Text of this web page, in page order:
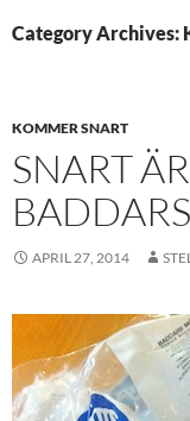
Category Archives:
KOMMER SNART
SNART
APRIL 27, 2014